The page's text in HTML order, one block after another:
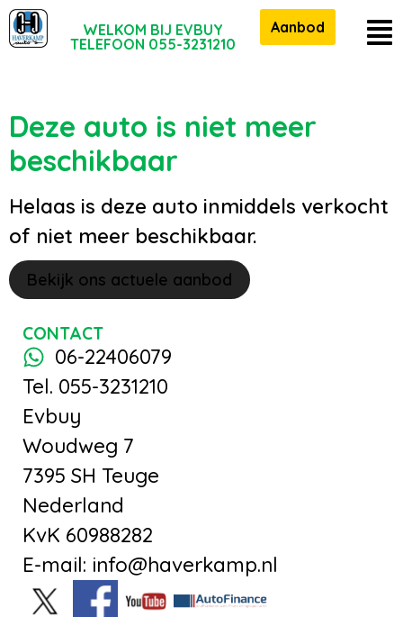
WELKOM BIJ EVBUY
TELEFOON 055-3231210
Aanbod
Deze auto is niet meer
beschikbaar
Helaas is deze auto inmiddels verkocht
of niet meer beschikbaar.
Bekijk ons actuele aanbod
CONTACT
06-22406079
Tel. 055-3231210
Evbuy
Woudweg 7
7395 SH Teuge
Nederland
KvK 60988282
E-mail: info@haverkamp.nl